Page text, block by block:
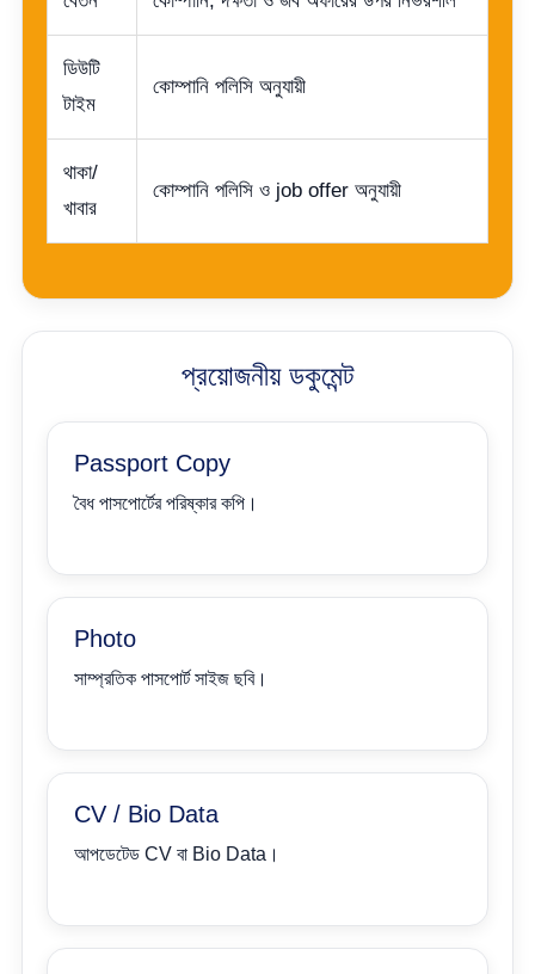
ডিউটি
টাইম
কোম্পানি পলিসি অনুযায়ী
থাকা/
খাবার
কোম্পানি পলিসি ও job offer অনুযায়ী
প্রয়োজনীয় ডকুমেন্ট
Passport Copy
বৈধ পাসপোর্টের পরিষ্কার কপি।
Photo
সাম্প্রতিক পাসপোর্ট সাইজ ছবি।
CV / Bio Data
আপডেটেড CV বা Bio Data।